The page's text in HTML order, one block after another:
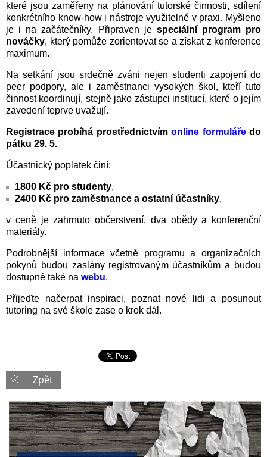
které jsou zaměřeny na plánování tutorské činnosti, sdílení
konkrétního know‑how i nástroje využitelné v praxi. Myšleno
je i na začátečníky. Připraven je speciální program pro
nováčky, který pomůže zorientovat se a získat z konference
maximum.
Na setkání jsou srdečně zváni nejen studenti zapojení do
peer podpory, ale i zaměstnanci vysokých škol, kteří tuto
činnost koordinují, stejně jako zástupci institucí, které o jejím
zavedení teprve uvažují.
Registrace probíhá prostřednictvímonline formuláředo
pátku 29. 5.
Účastnický poplatek činí:
1800 Kč pro studenty,
2400 Kč pro zaměstnance a ostatní účastníky,
v ceně je zahrnuto občerstvení, dva obědy a konferenční
materiály.
Podrobnější informace včetně programu a organizačních
pokynů budou zaslány registrovaným účastníkům a budou
dostupné také na webu.
Přijeďte načerpat inspiraci, poznat nové lidi a posunout
tutoring na své škole zase o krok dál.
Zpět